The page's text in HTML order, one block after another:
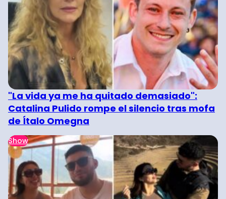
"La vida ya me ha quitado demasiado":
Catalina Pulido rompe el silencio tras mofa
de Ítalo Omegna
Show